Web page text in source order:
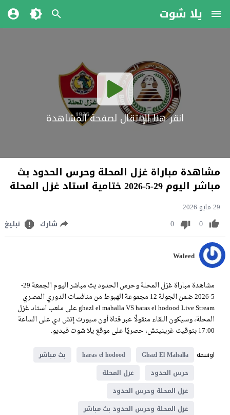
يلا شوت
انقر هنا للإنتقال لصفحة المشاهدة
مشاهدة مباراة غزل المحلة وحرس الحدود بث
مباشر اليوم 29-5-2026 ختامية استاد غزل المحلة
29 مايو 2026
0
0 شارك تبليغ
Waleed
مشاهدة مباراة غزل المحلة وحرس الحدود بث مباشر اليوم الجمعة 29-
5-2026 ضمن الجولة 12 مجموعة الهبوط من منافسات الدوري المصري
ghazl el mahalla VS haras el hodood Live Stream على ملعب استاد غزل
المحلة، وسيكون اللقاء منقولًا عبر قناة أون سبورت إتش دي على الساعة
17:00 بتوقيت غرينيتش، حصريًا على موقع يلا شوت فيديو.
اوسمة
Ghazl El Mahalla
haras el hodood
بث مباشر
حرس الحدود
غزل المحلة
غزل المحلة وحرس الحدود
غزل المحلة وحرس الحدود بث مباشر